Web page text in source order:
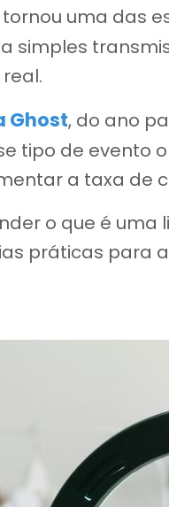
uma das
simples
Ghost, do ano
tipo de evento
a taxa de
o que é
práticas para